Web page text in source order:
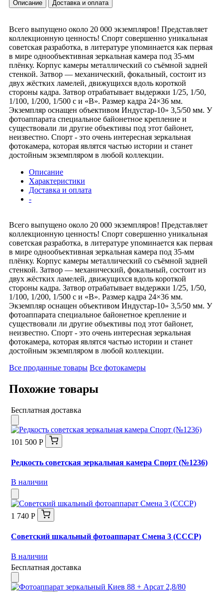
Описание Доставка и оплата
Всего выпущено около 20 000 экземпляров! Представляет
коллекционную ценность! Спорт совершенно уникальная
советская разработка, в литературе упоминается как первая
в мире однообъективная зеркальная камера под 35-мм
плёнку. Корпус камеры металлический со съёмной задней
стенкой. Затвор — механический, фокальный, состоит из
двух жёстких ламелей, движущихся вдоль короткой
стороны кадра. Затвор отрабатывает выдержки 1/25, 1/50,
1/100, 1/200, 1/500 с и «В». Размер кадра 24×36 мм.
Экземпляр оснащен объективом Индустар-10» 3,5/50 мм. У
фотоаппарата специальное байонетное крепление и
существовали ли другие объективы под этот байонет,
неизвестно. Спорт - это очень интересная зеркальная
фотокамера, которая являтся частью истории и станет
достойным экземпляром в любой коллекции.
Описание
Характеристики
Доставка и оплата
-
Всего выпущено около 20 000 экземпляров! Представляет
коллекционную ценность! Спорт совершенно уникальная
советская разработка, в литературе упоминается как первая
в мире однообъективная зеркальная камера под 35-мм
плёнку. Корпус камеры металлический со съёмной задней
стенкой. Затвор — механический, фокальный, состоит из
двух жёстких ламелей, движущихся вдоль короткой
стороны кадра. Затвор отрабатывает выдержки 1/25, 1/50,
1/100, 1/200, 1/500 с и «В». Размер кадра 24×36 мм.
Экземпляр оснащен объективом Индустар-10» 3,5/50 мм. У
фотоаппарата специальное байонетное крепление и
существовали ли другие объективы под этот байонет,
неизвестно. Спорт - это очень интересная зеркальная
фотокамера, которая являтся частью истории и станет
достойным экземпляром в любой коллекции.
Все проданные товары Все фотокамеры
Похожие товары
Бесплатная доставка
101 500 Р
Редкость советская зеркальная камера Спорт (№1236)
В наличии
1 740 Р
Советский шкальный фотоаппарат Смена 3 (СССР)
В наличии
Бесплатная доставка